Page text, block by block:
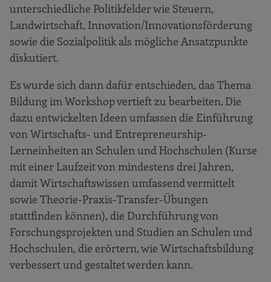
unterschiedliche Politikfelder wie Steuern,
Landwirtschaft, Innovation/Innovationsförderung
sowie die Sozialpolitik als mögliche Ansatzpunkte
diskutiert.
Es wurde sich dann dafür entschieden, das Thema
Bildung im Workshop vertieft zu bearbeiten. Die
dazu entwickelten Ideen umfassen die Einführung
von Wirtschafts- und Entrepreneurship-
Lerneinheiten an Schulen und Hochschulen (Kurse
mit einer Laufzeit von mindestens drei Jahren,
damit Wirtschaftswissen umfassend vermittelt
sowie Theorie-Praxis-Transfer-Übungen
stattfinden können), die Durchführung von
Forschungsprojekten und Studien an Schulen und
Hochschulen, die erörtern, wie Wirtschaftsbildung
verbessert und gestaltet werden kann.